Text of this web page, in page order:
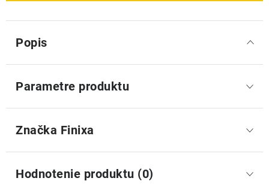
Popis
Parametre produktu
Značka Finixa
Hodnotenie produktu (0)